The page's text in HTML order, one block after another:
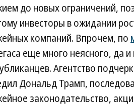
до новых ограничений,
инвесторы в ожидании
компаний. Впрочем, по
еще много неясного, да
Агентство
Дональд Трамп,
законодательство,